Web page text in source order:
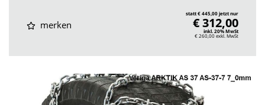
merken
statt € 445,00 jetzt nur
€ 312,00
inkl. 20% MwSt
€ 260,00exkl. MwSt